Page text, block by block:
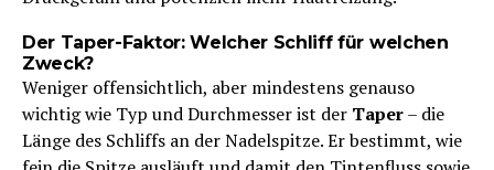
Der Taper-Faktor: Welcher Schliff für welchen
Zweck?
Weniger offensichtlich, aber mindestens genauso
wichtig wie Typ und Durchmesser ist der Taper– die
Länge des Schliffs an der Nadelspitze. Er bestimmt, wie